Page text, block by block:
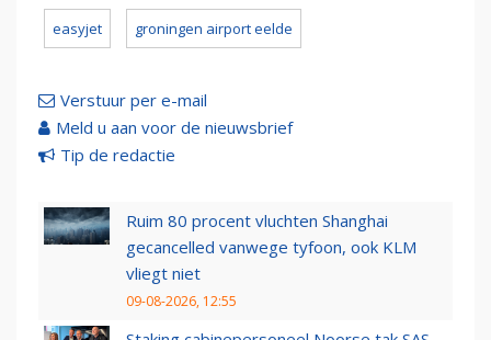
easyjet groningen airport eelde
Verstuur per e-mail
Meld u aan voor de nieuwsbrief
Tip de redactie
Ruim 80 procent vluchten Shanghai
gecancelled vanwege tyfoon, ook KLM
vliegt niet
09-08-2026, 12:55